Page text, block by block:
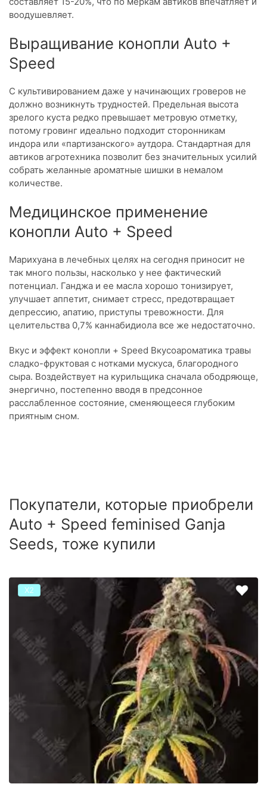
воодушевляет.
Выращивание конопли Auto +
Speed
С культивированием даже у начинающих гроверов не
должно возникнуть трудностей. Предельная высота
зрелого куста редко превышает метровую отметку,
потому гровинг идеально подходит сторонникам
индора или «партизанского» аутдора. Стандартная для
автиков агротехника позволит без значительных усилий
собрать желанные ароматные шишки в немалом
количестве.
Медицинское применение
конопли Auto + Speed
Марихуана в лечебных целях на сегодня приносит не
так много пользы, насколько у нее фактический
потенциал. Ганджа и ее масла хорошо тонизирует,
улучшает аппетит, снимает стресс, предотвращает
депрессию, апатию, приступы тревожности. Для
целительства 0,7% каннабидиола все же недостаточно.
Вкус и эффект конопли + Speed Вкусоароматика травы
сладко-фруктовая с нотками мускуса, благородного
сыра. Воздействует на курильщика сначала ободряюще,
энергично, постепенно вводя в предсонное
расслабленное состояние, сменяющееся глубоким
приятным сном.
Покупатели, которые приобрели
Auto + Speed feminised Ganja
Seeds, тоже купили
Х2